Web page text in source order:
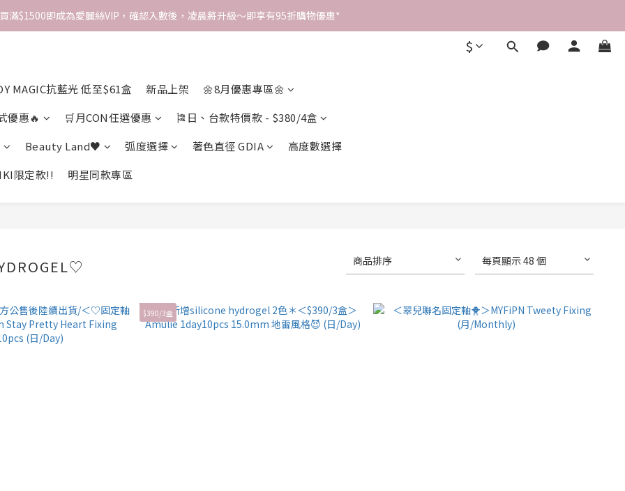
滿$1500即成為愛麗絲VIP，確認入數後，凌晨將升級～即享有95折購物優惠*
$
MAGIC抗藍光 低至$61盒 新品上架
🌼8月優惠專區🌼
優惠🔥
🛒月CON任選優惠
🎏日、台款特價款 - $380/4盒
Beauty Land♥ 弧度選擇 著色直徑 GDIA
高度數選擇
限定款!!
明星同款專區
商品排序 每頁顯示 48 個
$390/3盒